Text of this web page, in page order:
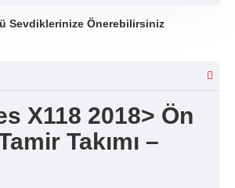
Sevdiklerinize Önerebilirsiniz
X118 2018> Ön
Takımı –